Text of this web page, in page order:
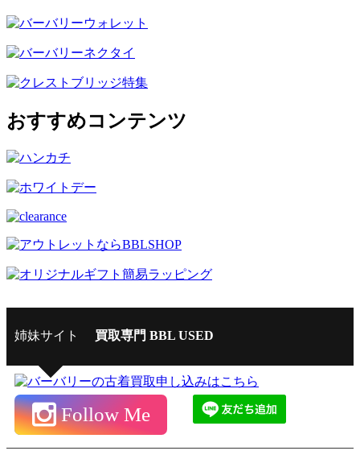
おすすめコンテンツ
姉妹サイト 買取専門 BBL USED
Follow Me